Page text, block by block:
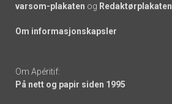
varsom-plakaten og Redaktørplakaten
Om informasjonskapsler
Om Apéritif:
På nett og papir siden 1995